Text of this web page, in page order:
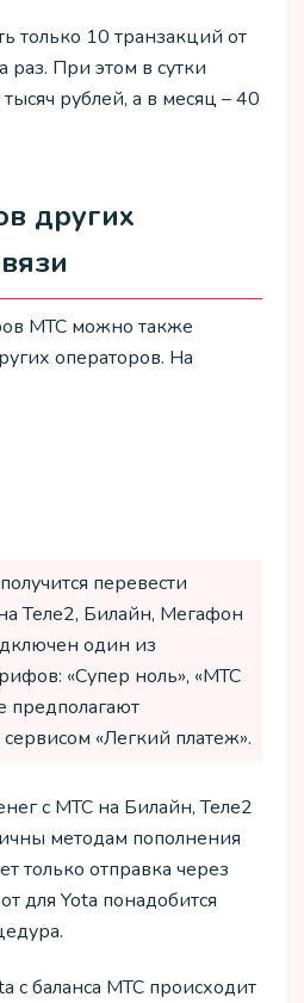
только 10 транзакций от
раз. При этом в сутки
рублей, а в месяц – 40
других
МТС можно также
операторов. На
перевести
Теле2, Билайн, Мегафон
один из
«Супер ноль», «МТС
предполагают
«Легкий платеж».
с МТС на Билайн, Теле2
методам пополнения
только отправка через
для Yota понадобится
с баланса МТС происходит